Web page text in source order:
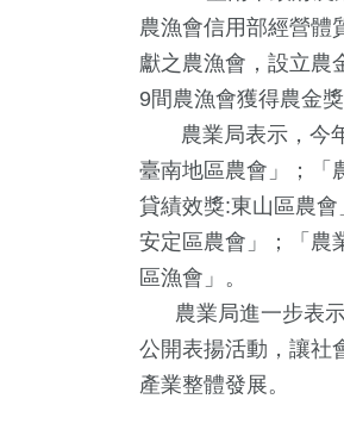
農漁會信用部經營體
獻之農漁會，設立農
9間農漁會獲得農金
農業局表示，今年
臺南地區農會」；「
貸績效獎:東山區農
安定區農會」；「農
區漁會」。
農業局進一步表示
公開表揚活動，讓社
產業整體發展。
兩岸
31+
2024立委選戰
408+
旅遊
346 +
兩
流